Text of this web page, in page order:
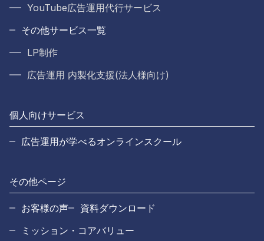
YouTube広告運用代行サービス
その他サービス一覧
LP制作
広告運用 内製化支援(法人様向け)
個人向けサービス
広告運用が学べるオンラインスクール
その他ページ
お客様の声
資料ダウンロード
ミッション・コアバリュー